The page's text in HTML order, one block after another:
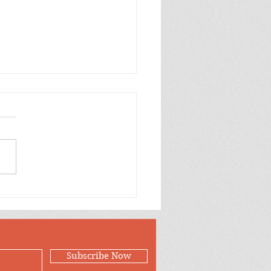
းပေါနေတာလဲ?
Subscribe Now